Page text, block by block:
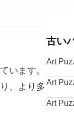
います。
、より多
古い
Art
Art
Art